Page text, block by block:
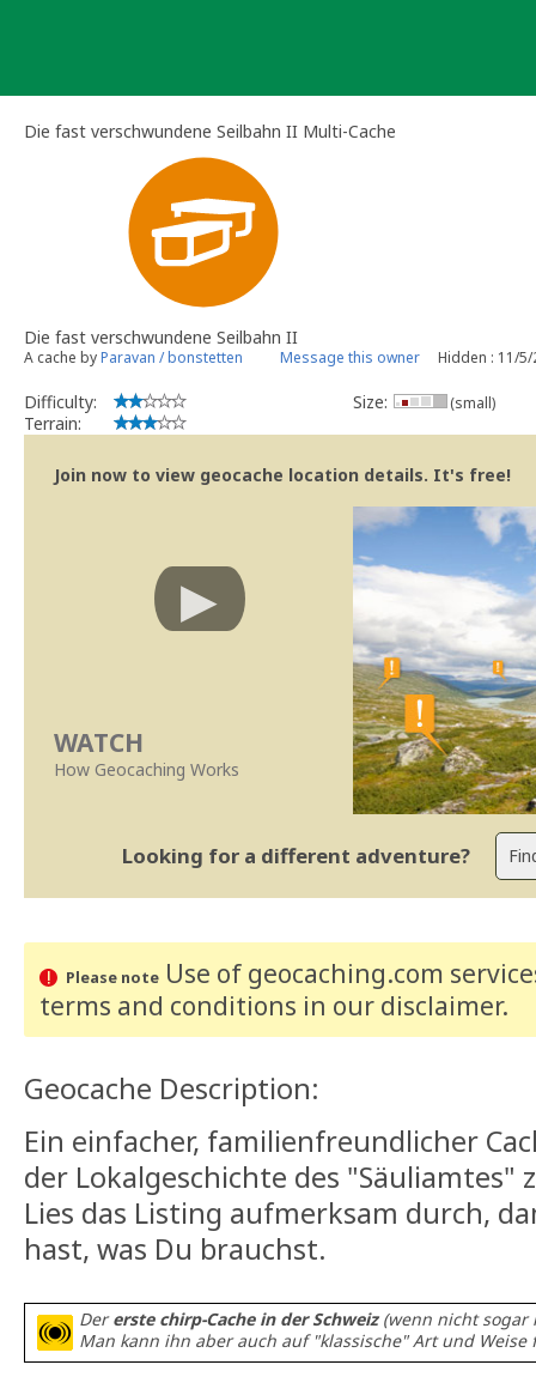
Die fast verschwundene Seilbahn II Multi-Cache
Die fast verschwundene Seilbahn II
A cache byParavan / bonstetten Message this owner Hidden : 11/5/
Difficulty:
Terrain:
Size: (small)
Join now to view geocache location details. It's free!
WATCH
How Geocaching Works
Looking for a different adventure?
Please noteUse of geocaching.com
terms and conditions in our disclaimer.
Geocache Description:
Ein einfacher, familienfreundlicher
der Lokalgeschichte des "Säuliamtes"
Lies das Listing aufmerksam durch,
hast, was Du brauchst.
Dererste chirp-Cache in der Schweiz(wenn nicht sogar
Man kann ihn aber auch auf "klassische" Art und Weise